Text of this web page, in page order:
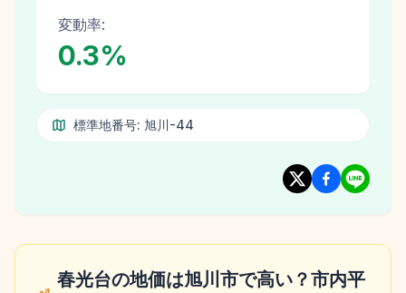
変動率:
0.3%
標準地番号: 旭川-44
春光台の地価は旭川市で高い？市内平